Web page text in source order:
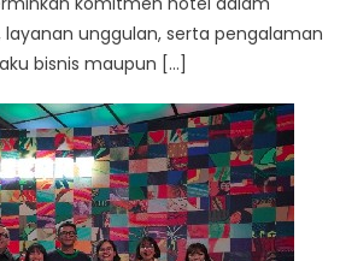
unggulan, serta pengalaman
bisnis maupun […]